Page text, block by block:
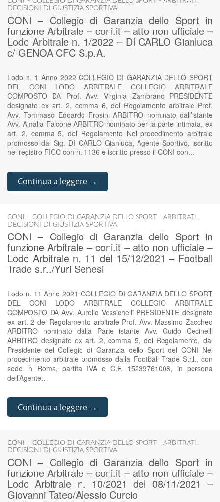
DECISIONI DI GIUSTIZIA SPORTIVA
CONI – Collegio di Garanzia dello Sport in
funzione Arbitrale – coni.it – atto non ufficiale –
Lodo Arbitrale n. 1/2022 – DI CARLO Gianluca
c/ GENOA CFC S.p.A.
Lodo n. 1 Anno 2022 COLLEGIO DI GARANZIA DELLO SPORT
DEL CONI LODO ARBITRALE COLLEGIO ARBITRALE
COMPOSTO DA Prof. Avv. Virginia Zambrano PRESIDENTE
designato ex art. 2, comma 6, del Regolamento arbitrale Prof.
Avv. Tommaso Edoardo Frosini ARBITRO nominato dall’istante
Avv. Amalia Falcone ARBITRO nominato per la parte intimata, ex
art. 2, comma 5, del Regolamento Nel procedimento arbitrale
promosso dal Sig. DI CARLO Gianluca, Agente Sportivo, iscritto
nel registro FIGC con n. 1136 e iscritto presso il CONI con…
Continua a leggere →
CONI – COLLEGIO DI GARANZIA DELLO SPORT - ARBITRATI ,
DECISIONI DI GIUSTIZIA SPORTIVA
CONI – Collegio di Garanzia dello Sport in
funzione Arbitrale – coni.it – atto non ufficiale –
Lodo Arbitrale n. 11 del 15/12/2021 – Football
Trade s.r../Yuri Senesi
Lodo n. 11 Anno 2021 COLLEGIO DI GARANZIA DELLO SPORT
DEL CONI LODO ARBITRALE COLLEGIO ARBITRALE
COMPOSTO DA Avv. Aurelio Vessichelli PRESIDENTE designato
ex art. 2 del Regolamento arbitrale Prof. Avv. Massimo Zaccheo
ARBITRO nominato dalla Parte istante Avv. Guido Cecinelli
ARBITRO designato ex art. 2, comma 5, del Regolamento, dal
Presidente del Collegio di Garanzia dello Sport del CONI Nel
procedimento arbitrale promosso dalla Football Trade S.r.l., con
sede in Roma, partita IVA e C.F. 15239761008, in persona
dell’Agente…
Continua a leggere →
CONI – COLLEGIO DI GARANZIA DELLO SPORT - ARBITRATI ,
DECISIONI DI GIUSTIZIA SPORTIVA
CONI – Collegio di Garanzia dello Sport in
funzione Arbitrale – coni.it – atto non ufficiale –
Lodo Arbitrale n. 10/2021 del 08/11/2021 –
Giovanni Tateo/Alessio Curcio